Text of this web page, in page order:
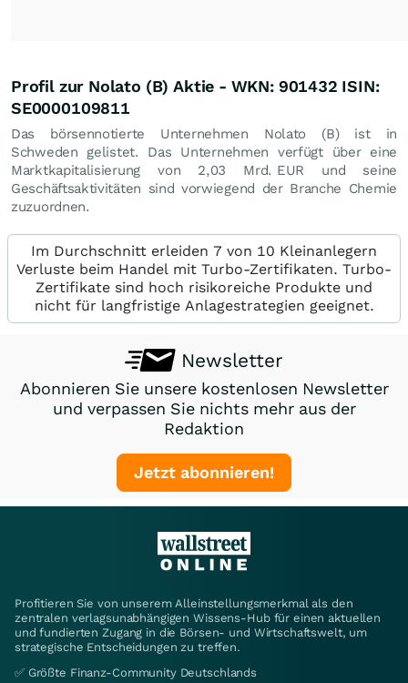
Profil zur Nolato (B) Aktie - WKN: 901432 ISIN:
SE0000109811
Das börsennotierte Unternehmen Nolato (B) ist in
Schweden gelistet. Das Unternehmen verfügt über eine
Marktkapitalisierung von 2,03 Mrd. EUR und seine
Geschäftsaktivitäten sind vorwiegend der Branche Chemie
zuzuordnen.
Im Durchschnitt erleiden 7 von 10 Kleinanlegern
Verluste beim Handel mit Turbo-Zertifikaten. Turbo-
Zertifikate sind hoch risikoreiche Produkte und
nicht für langfristige Anlagestrategien geeignet.
Newsletter
Abonnieren Sie unsere kostenlosen Newsletter
und verpassen Sie nichts mehr aus der
Redaktion
Jetzt abonnieren!
Profitieren Sie von unserem Alleinstellungsmerkmal als den
zentralen verlagsunabhängigen Wissens-Hub für einen aktuellen
und fundierten Zugang in die Börsen- und Wirtschaftswelt, um
strategische Entscheidungen zu treffen.
✅ Größte Finanz-Community Deutschlands